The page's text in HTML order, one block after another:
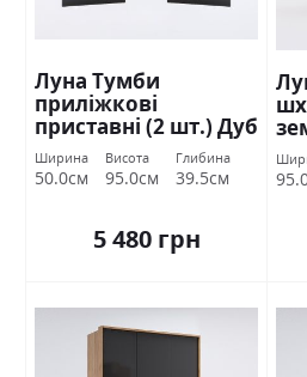
Луна Тумби
приліжкові
приставні (2 шт.) Дуб
крафт/земля
Міромарк
Ширина
50.0см
Висота
95.0см
Глибина
39.5см
5 480 грн